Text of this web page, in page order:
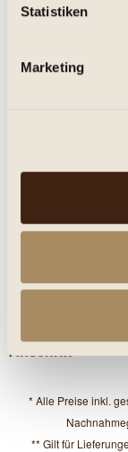
Statistiken
Marketing
Kellerei
Service Hotline
Anschrift
* Alle Preise inkl.
** Gilt für